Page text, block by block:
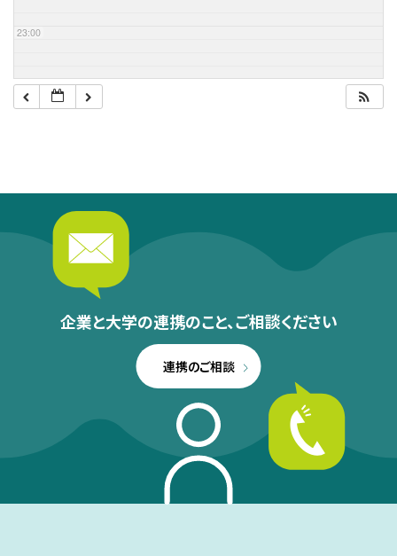
23:00
企業と大学の連携のこと、ご相談ください
連携のご相談